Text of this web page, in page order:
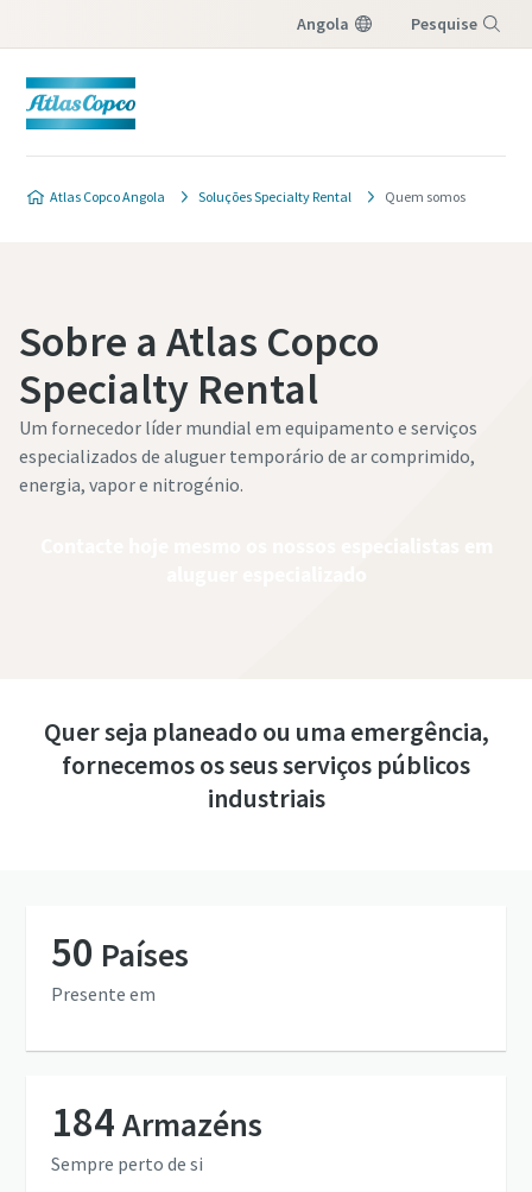
Angola Pesquise
Atlas Copco Angola Soluções Specialty Rental Quem somos
Sobre a Atlas Copco
Specialty Rental
Um fornecedor líder mundial em equipamento e serviços
especializados de aluguer temporário de ar comprimido,
energia, vapor e nitrogénio.
Quer seja planeado ou uma emergência,
fornecemos os seus serviços públicos
industriais
50 Países
Presente em
184Armazéns
Sempre perto de si